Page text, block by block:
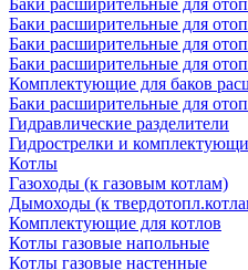
Баки расширительные для
Баки расширительные для
Баки расширительные для
Баки расширительные для
Комплектующие для баков
Баки расширительные для
Гидравлические разделители
Гидрострелки и
Котлы
Газоходы (к газовым котлам)
Дымоходы (к
Комплектующие для котлов
Котлы газовые напольные
Котлы газовые настенные